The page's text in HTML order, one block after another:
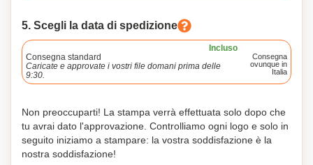
5. Scegli la data di spedizione
Incluso
Consegna standard
Caricate e approvate i vostri file domani prima delle
9:30.
Consegna
ovunque in
Italia
Non preoccuparti! La stampa verrà effettuata solo dopo che
tu avrai dato l'approvazione. Controlliamo ogni logo e solo in
seguito iniziamo a stampare: la vostra soddisfazione è la
nostra soddisfazione!